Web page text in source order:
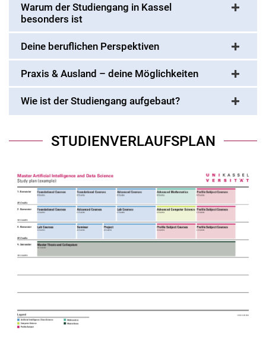
Warum der Studiengang in Kassel
besonders ist
Deine beruflichen Perspektiven
Praxis & Ausland – deine Möglichkeiten
Wie ist der Studiengang aufgebaut?
STUDIENVERLAUFSPLAN